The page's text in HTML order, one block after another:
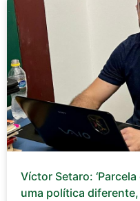
Víctor Setaro:
uma política